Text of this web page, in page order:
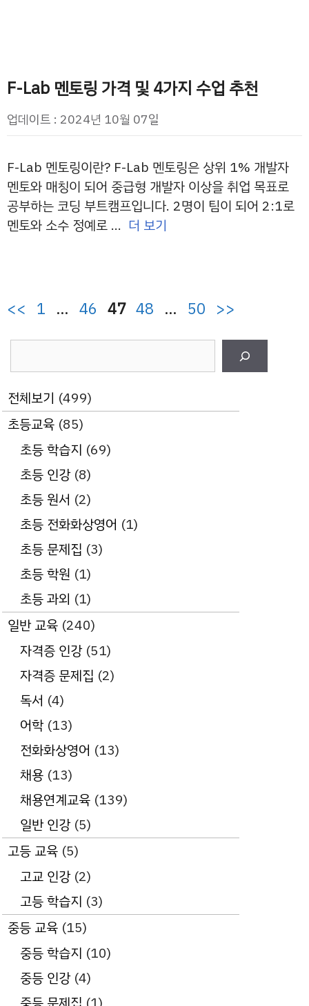
F-Lab 멘토링 가격 및 4가지 수업 추천
업데이트 : 2024년 10월 07일
F-Lab 멘토링이란? F-Lab 멘토링은 상위 1% 개발자
멘토와 매칭이 되어 중급형 개발자 이상을 취업 목표로
공부하는 코딩 부트캠프입니다. 2명이 팀이 되어 2:1로
멘토와 소수 정예로 … 더 보기
<< 페
1 … 페
46 페
47 페
48 … 페
50 >>
전체보기 (499)
초등교육 (85)
초등 학습지 (69)
초등 인강(8)
초등 원서 (2)
초등 전화화상영어 (1)
초등 문제집 (3)
초등 학원 (1)
초등 과외 (1)
일반 교육 (240)
자격증 인강(51)
자격증 문제집 (2)
독서 (4)
어학 (13)
전화화상영어 (13)
채용 (13)
채용연계교육 (139)
일반 인강(5)
고등 교육 (5)
고교 인강(2)
고등 학습지 (3)
중등 교육 (15)
중등 학습지 (10)
중등 인강(4)